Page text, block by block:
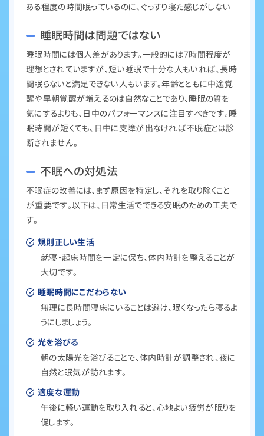
ある程度の時間眠っているのに、ぐっすり寝た感じがしない
睡眠時間は問題ではない
睡眠時間には個人差があります。一般的には７時間程度が
理想とされていますが、短い睡眠で十分な人もいれば、長時
間眠らないと満足できない人もいます。年齢とともに中途覚
醒や早朝覚醒が増えるのは自然なことであり、睡眠の質を
気にするよりも、日中のパフォーマンスに注目すべきです。睡
眠時間が短くても、日中に支障が出なければ不眠症とは診
断されません。
不眠への対処法
不眠症の改善には、まず原因を特定し、それを取り除くこと
が重要です。以下は、日常生活でできる安眠のための工夫で
す。
規則正しい生活
就寝・起床時間を一定に保ち、体内時計を整えることが
大切です。
睡眠時間にこだわらない
無理に長時間寝床にいることは避け、眠くなったら寝るよ
うにしましょう。
光を浴びる
朝の太陽光を浴びることで、体内時計が調整され、夜に
自然と眠気が訪れます。
適度な運動
午後に軽い運動を取り入れると、心地よい疲労が眠りを
促します。